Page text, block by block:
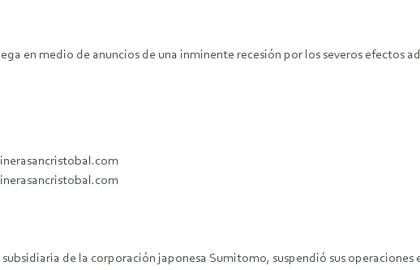
en medio de anuncios de una inminente recesión por los severos efectos
de la corporación japonesa Sumitomo, suspendió sus